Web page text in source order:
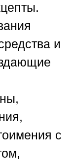
и
с